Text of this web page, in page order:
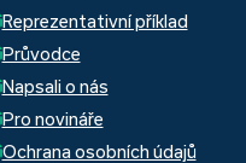
Reprezentativní příklad
Průvodce
Napsali o nás
Pro novináře
Ochrana osobních údajů